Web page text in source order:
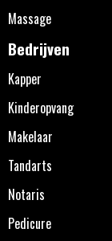
Massage
Bedrijven
Kapper
Kinderopvang
Makelaar
Tandarts
Notaris
Pedicure